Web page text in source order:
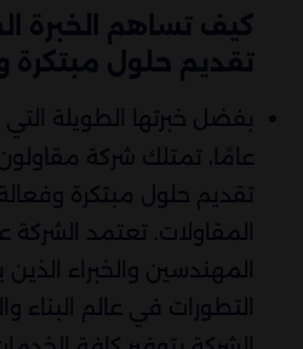
كيف تساهم الخبرة
تقديم حلول مبتكرة
بفضل خبرتها الطويلة التي
عامًا، تمتلك شركة مقاولون
تقديم حلول مبتكرة
المقاولات. تعتمد
المهندسين والخبراء الذين
التطورات في عالم البناء